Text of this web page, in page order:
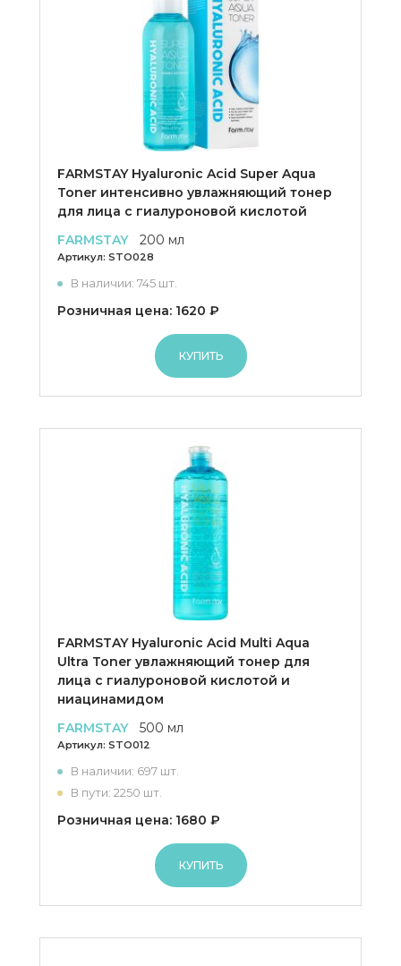
FARMSTAY Hyaluronic Acid Super Aqua
Toner интенсивно увлажняющий тонер
для лица с гиалуроновой кислотой
FARMSTAY
200 мл
Артикул: STO028
В наличии: 745 шт.
Розничная цена: 1620 ₽
КУПИТЬ
FARMSTAY Hyaluronic Acid Multi Aqua
Ultra Toner увлажняющий тонер для
лица с гиалуроновой кислотой и
ниацинамидом
FARMSTAY
500 мл
Артикул: STO012
В наличии: 697 шт.
В пути: 2250 шт.
Розничная цена: 1680 ₽
КУПИТЬ